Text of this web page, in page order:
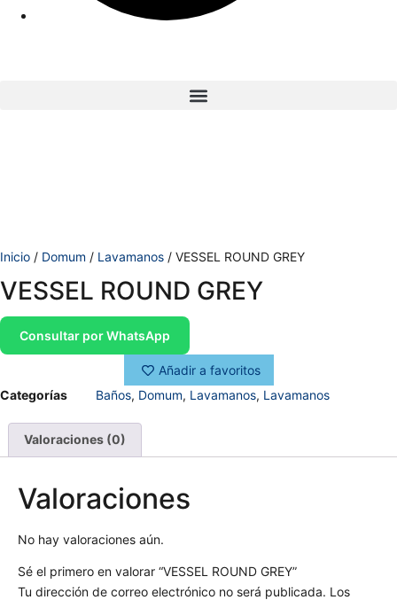
Inicio / Domum / Lavamanos / VESSEL ROUND GREY
VESSEL ROUND GREY
Consultar por WhatsApp
Añadir a favoritos
Categorías
Baños, Domum, Lavamanos, Lavamanos
Valoraciones (0)
Valoraciones
No hay valoraciones aún.
Sé el primero en valorar “VESSEL ROUND GREY”
Tu dirección de correo electrónico no será publicada. Los